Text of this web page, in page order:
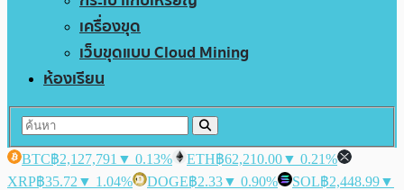
เครื่องขุด
เว็บขุดแบบ Cloud Mining
ห้องเรียน
BTC฿2,127,791 ▼ 0.13% ETH฿62,210.00▼ 0.21%
XRP฿35.72 ▼ 1.04% DOGE฿2.33▼ 0.90% SOL฿2,448.99▼